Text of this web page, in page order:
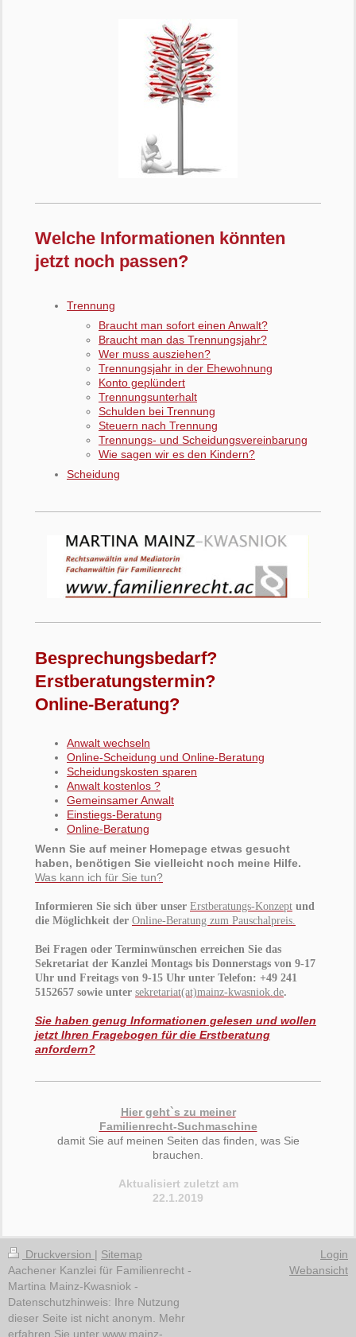
Welche Informationen könnten
jetzt noch passen?
Trennung
Braucht man sofort einen Anwalt?
Braucht man das Trennungsjahr?
Wer muss ausziehen?
Trennungsjahr in der Ehewohnung
Konto geplündert
Trennungsunterhalt
Schulden bei Trennung
Steuern nach Trennung
Trennungs- und Scheidungsvereinbarung
Wie sagen wir es den Kindern?
Scheidung
Besprechungsbedarf?
Erstberatungstermin?
Online-Beratung?
Anwalt wechseln
Online-Scheidung und Online-Beratung
Scheidungskosten sparen
Anwalt kostenlos ?
Gemeinsamer Anwalt
Einstiegs-Beratung
Online-Beratung
Wenn Sie auf meiner Homepage etwas gesucht
haben, benötigen Sie vielleicht noch meine Hilfe.
Was kann ich für Sie tun?
Informieren Sie sich über unser Erstberatungs-Konzept und
die Möglichkeit der Online-Beratung zum Pauschalpreis.
Bei Fragen oder Terminwünschen erreichen Sie das
Sekretariat der Kanzlei Montags bis Donnerstags von 9-17
Uhr und Freitags von 9-15 Uhr unter Telefon: +49 241
5152657 sowie unter sekretariat(at)mainz-kwasniok.de.
Sie haben genug Informationen gelesen und wollen
jetzt Ihren Fragebogen für die Erstberatung
anfordern?
Hier geht`s zu meiner
Familienrecht-Suchmaschine
damit Sie auf meinen Seiten das finden, was Sie
brauchen.
Aktualisiert zuletzt am
22.1.2019
Druckversion | Sitemap
Aachener Kanzlei für Familienrecht -
Martina Mainz-Kwasniok -
Datenschutzhinweis: Ihre Nutzung
dieser Seite ist nicht anonym. Mehr
erfahren Sie unter www.mainz-
Login
Webansicht